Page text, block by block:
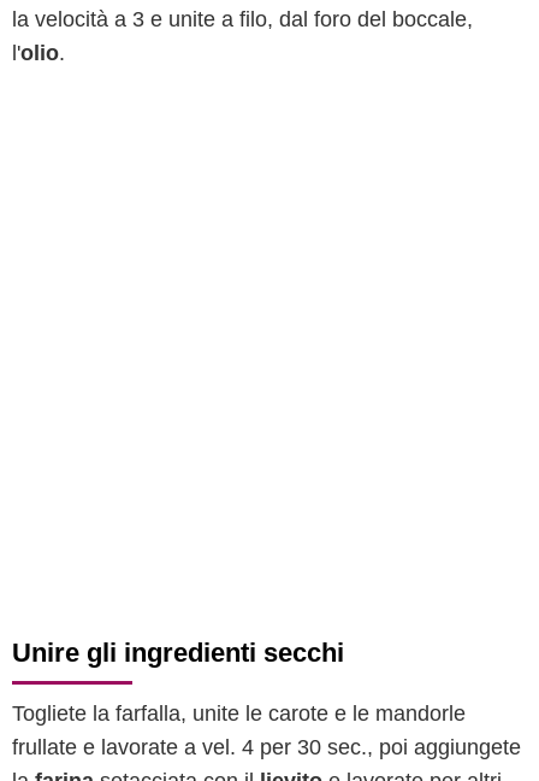
la velocità a 3 e unite a filo, dal foro del boccale,
l'olio.
Unire gli ingredienti secchi
Togliete la farfalla, unite le carote e le mandorle
frullate e lavorate a vel. 4 per 30 sec., poi aggiungete